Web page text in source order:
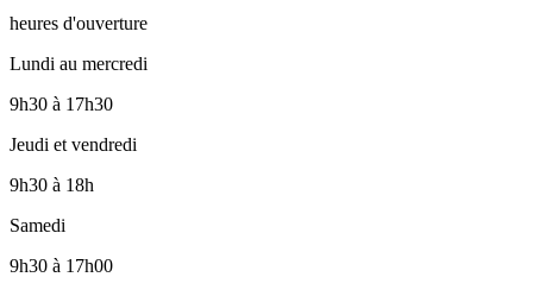
heures d'ouverture
Lundi au mercredi
9h30 à 17h30
Jeudi et vendredi
9h30 à 18h
Samedi
9h30 à 17h00